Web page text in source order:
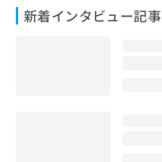
新着インタビュー記事